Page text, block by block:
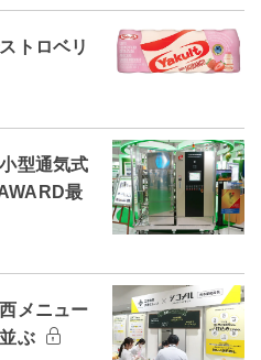
トロベリ
型通気式
最
メニュー
ぶ